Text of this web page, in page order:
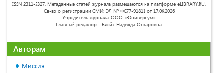
ISSN 2311-5327. Метаданные статей журнала размещаются на платформе eLIBRARY.RU.
Св-во о регистрации СМИ: ЭЛ № ФС77-91811 от 17.06.2026
Учредитель журнала: ООО «Юниверсум»
Главный редактор - Блейх Надежда Оскаровна.
Авторам
Миссия